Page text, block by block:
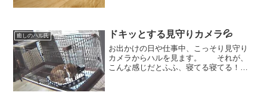
人の国に迷い込んだガリヴ...
癒しのハル氏 ドキッとする見守りカメラ💦
お出かけの日や仕事中、こっそり見守り
カメラからハルを見ます。 それが、
こんな感じだとふふ、寝てる寝てる！と